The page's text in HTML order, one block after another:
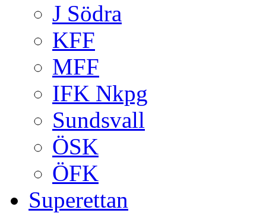
J Södra
KFF
MFF
IFK Nkpg
Sundsvall
ÖSK
ÖFK
Superettan